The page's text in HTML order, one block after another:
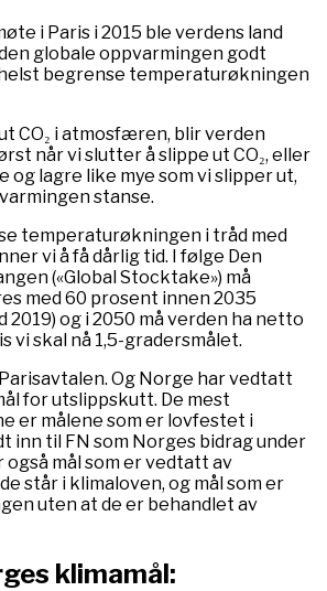
i Paris i 2015 ble verdens land
globale oppvarmingen godt
begrense temperaturøkningen
CO₂ i atmosfæren, blir verden
når vi slutter å slippe ut CO₂, eller
og lagre like mye som vi slipper ut,
stanse.
temperaturøkningen i tråd med
vi å få dårlig tid. I følge Den
(«Global Stocktake») må
med 60 prosent innen 2035
2019) og i 2050 må verden ha netto
vi skal nå 1,5-gradersmålet.
Og Norge har vedtatt
for utslippskutt. De mest
er målene som er lovfestet i
inn til FN som Norges bidrag under
også mål som er vedtatt av
står i klimaloven, og mål som er
uten at de er behandlet av
klimamål: